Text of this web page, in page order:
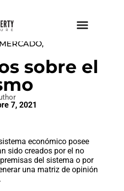
,
sobre el
7, 2021
económico posee
sido creados por el no
del sistema o por
una matriz de opinión